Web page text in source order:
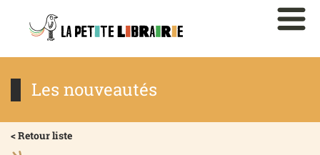
Les nouveautés
< Retour liste